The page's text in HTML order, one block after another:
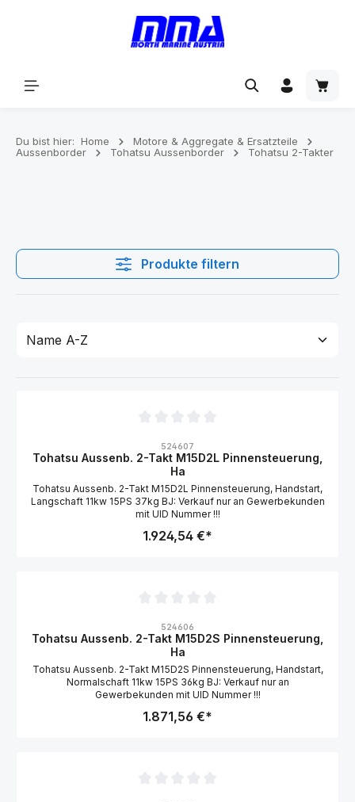
Du bist hier: Home
Motore & Aggregate & Ersatzteile
Aussenborder
Tohatsu Aussenborder Tohatsu 2-Takter
Produkte filtern
524607
Tohatsu Aussenb. 2-Takt M15D2L Pinnensteuerung,
Ha
Tohatsu Aussenb. 2-Takt M15D2L Pinnensteuerung, Handstart,
Langschaft 11kw 15PS 37kg BJ: Verkauf nur an Gewerbekunden
mit UID Nummer !!!
1.924,54 €*
524606
Tohatsu Aussenb. 2-Takt M15D2S Pinnensteuerung,
Ha
Tohatsu Aussenb. 2-Takt M15D2S Pinnensteuerung, Handstart,
Normalschaft 11kw 15PS 36kg BJ: Verkauf nur an
Gewerbekunden mit UID Nummer !!!
1.871,56 €*